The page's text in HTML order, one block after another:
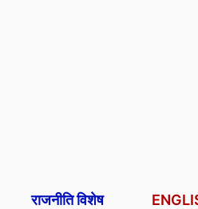
राजनीति विशेष